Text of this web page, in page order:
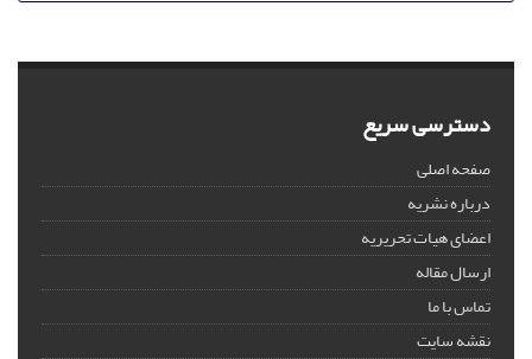
دسترسی سریع
صفحه اصلی
درباره نشریه
اعضای هیات تحریریه
ارسال مقاله
تماس با ما
نقشه سایت